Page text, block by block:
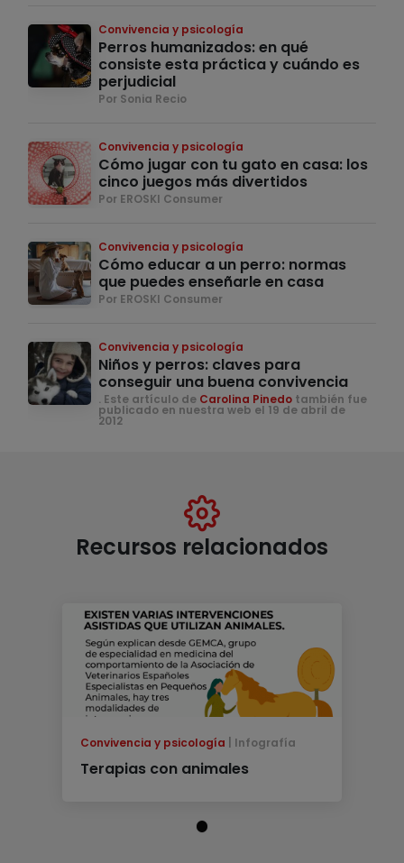
Convivencia y psicología
Perros humanizados: en qué
consiste esta práctica y cuándo es
perjudicial
Por Sonia Recio
Convivencia y psicología
Cómo jugar con tu gato en casa: los
cinco juegos más divertidos
Por EROSKI Consumer
Convivencia y psicología
Cómo educar a un perro: normas
que puedes enseñarle en casa
Por EROSKI Consumer
Convivencia y psicología
Niños y perros: claves para
conseguir una buena convivencia
. Este artículo de Carolina Pinedo también fue
publicado en nuestra web el 19 de abril de
2012
Recursos relacionados
Convivencia y psicología Infografía
Terapias con animales